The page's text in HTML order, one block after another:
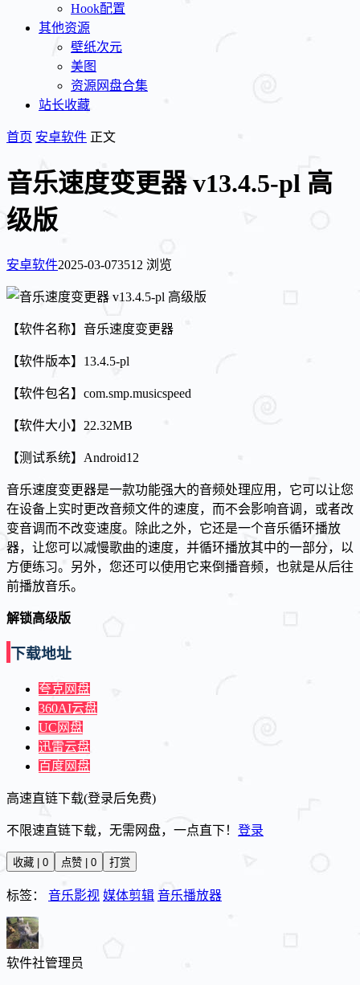
Hook配置
其他资源
壁纸次元
美图
资源网盘合集
站长收藏
首页 安卓软件 正文
音乐速度变更器 v13.4.5-pl 高
级版
安卓软件2025-03-073512 浏览
【软件名称】音乐速度变更器
【软件版本】13.4.5-pl
【软件包名】com.smp.musicspeed
【软件大小】22.32MB
【测试系统】Android12
音乐速度变更器是一款功能强大的音频处理应用，它可以让您
在设备上实时更改音频文件的速度，而不会影响音调，或者改
变音调而不改变速度。除此之外，它还是一个音乐循环播放
器，让您可以减慢歌曲的速度，并循环播放其中的一部分，以
方便练习。另外，您还可以使用它来倒播音频，也就是从后往
前播放音乐。
解锁高级版
下载地址
夸克网盘
360AI云盘
UC网盘
迅雷云盘
百度网盘
高速直链下载(登录后免费)
不限速直链下载，无需网盘，一点直下！ 登录
收藏 | 0 点赞 | 0 打赏
标签： 音乐影视 媒体剪辑 音乐播放器
软件社管理员